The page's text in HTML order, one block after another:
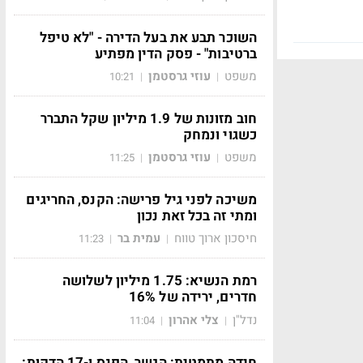
השוכר תבע את בעל הדירה - "לא טיפל
ברטיבות" - פסק הדין מפתיע
משפט | עוזי גרסטמן |
10:21
חוב מזונות של 1.9 מיליון שקל התברר
כשגוי ונמחק
משפט | עוזי גרסטמן |
11:25
משיכה לפני גיל פרישה: הקנס, החריגים
ומתי זה בכל זאת נכון
חיסכון ארוך טווח | עמית בר |
11:23
רמת הנשיא: 1.75 מיליון לשלושה
חדרים, ירידה של 16%
נדל"ן | צלי אהרון |
11:04